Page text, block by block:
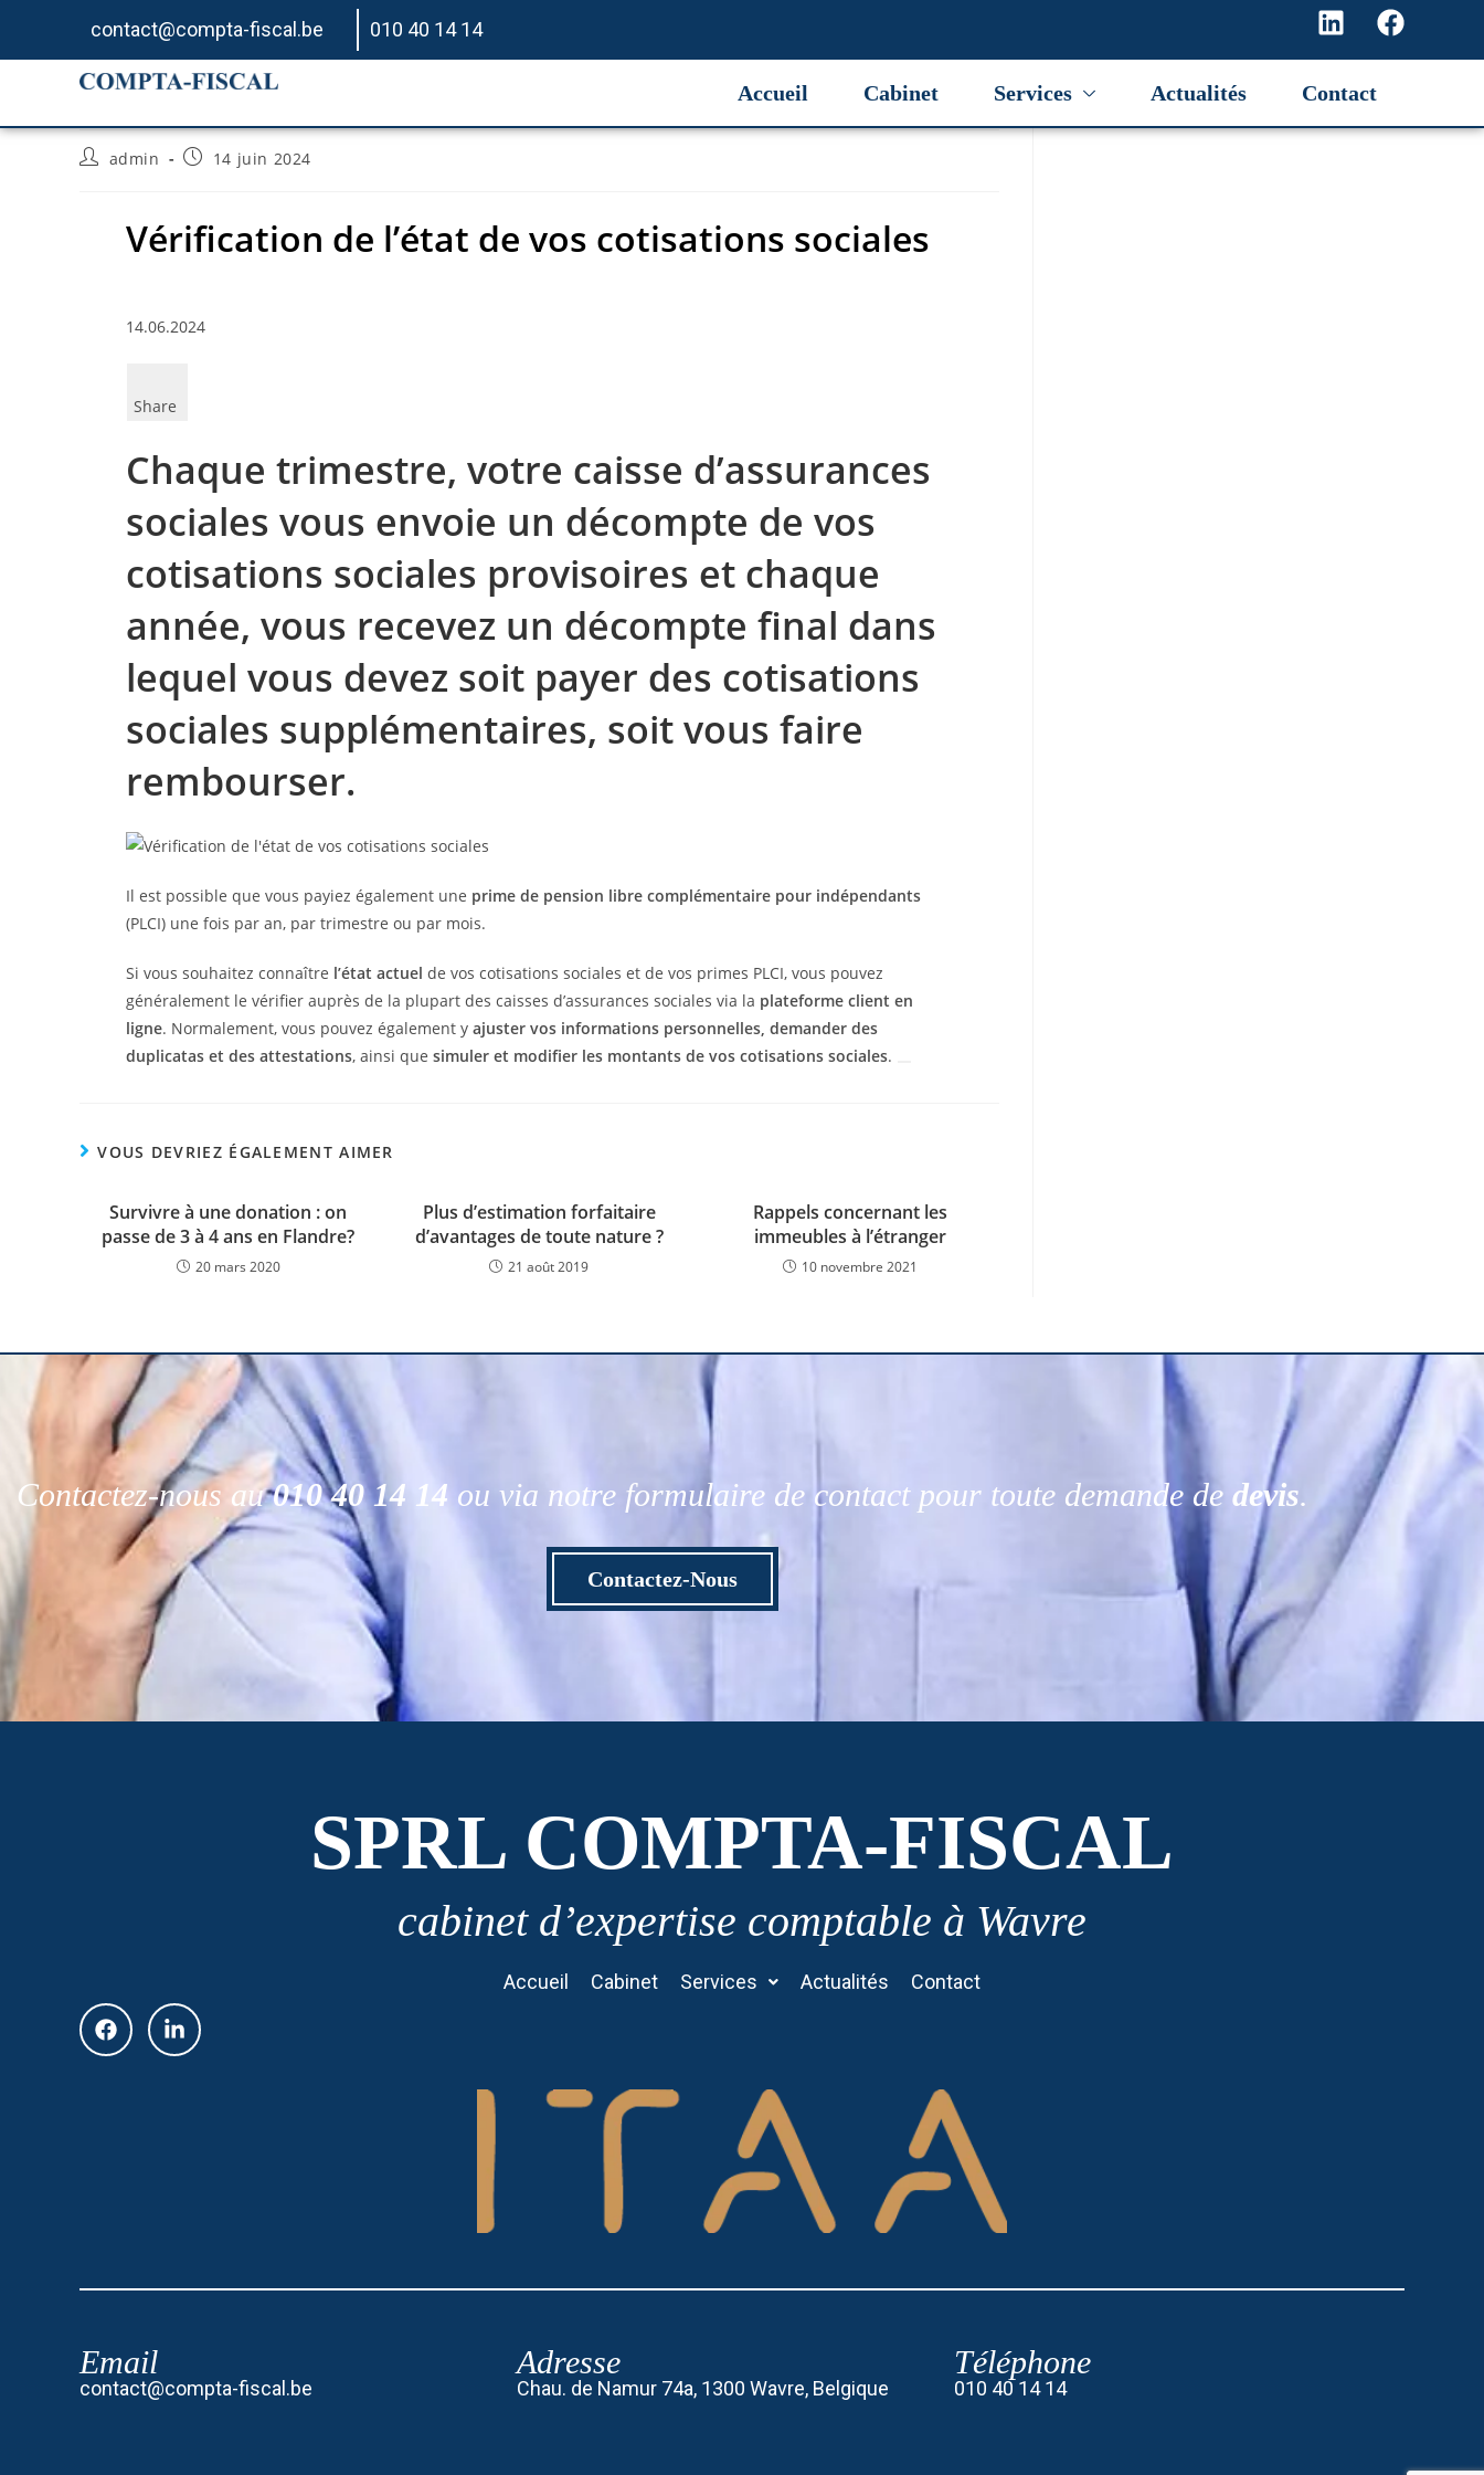
contact@compta-fiscal.be 010 40 14 14
Accueil Cabinet Services Actualités Contact
Vérification de l’état de vos cotisations sociales
admin 14 juin 2024
Vérification de l’état de vos cotisations sociales
14.06.2024
Share
Chaque trimestre, votre caisse d’assurances
sociales vous envoie un décompte de vos
cotisations sociales provisoires et chaque
année, vous recevez un décompte final dans
lequel vous devez soit payer des cotisations
sociales supplémentaires, soit vous faire
rembourser.
Il est possible que vous payiez également une prime de pension libre complémentaire pour indépendants
(PLCI) une fois par an, par trimestre ou par mois.
Si vous souhaitez connaître l’état actuel de vos cotisations sociales et de vos primes PLCI, vous pouvez
généralement le vérifier auprès de la plupart des caisses d’assurances sociales via la plateforme client en
ligne. Normalement, vous pouvez également y ajuster vos informations personnelles, demander des
duplicatas et des attestations, ainsi que simuler et modifier les montants de vos cotisations sociales.
VOUS DEVRIEZ ÉGALEMENT AIMER
Survivre à une donation : on
passe de 3 à 4 ans en Flandre?
20 mars 2020
Plus d’estimation forfaitaire
d’avantages de toute nature ?
21 août 2019
Rappels concernant les
immeubles à l’étranger
10 novembre 2021
Contactez-nous au010 40 14 14 ou via notre formulaire de contact pour toute demande de devis.
Contactez-Nous
SPRL COMPTA-FISCAL
cabinet d’expertise comptable à Wavre
Accueil Cabinet Services Actualités Contact
Email
contact@compta-fiscal.be
Adresse
Chau. de Namur 74a, 1300 Wavre, Belgique
Téléphone
010 40 14 14